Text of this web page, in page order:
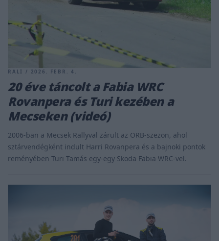
RALI / 2026. FEBR. 4.
20 éve táncolt a Fabia WRC
Rovanpera és Turi kezében a
Mecseken (videó)
2006-ban a Mecsek Rallyval zárult az ORB-szezon, ahol
sztárvendégként indult Harri Rovanpera és a bajnoki pontok
reményében Turi Tamás egy-egy Skoda Fabia WRC-vel.